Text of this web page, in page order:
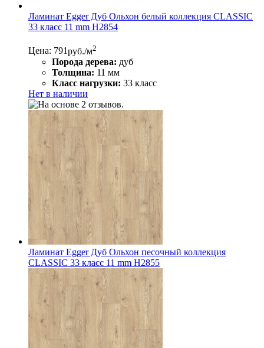
Ламинат Egger Дуб Ольхон белый коллекция CLASSIC
33 класс 11 mm Н2854
Цена: 791руб./м2
Порода дерева: дуб
Толщина: 11 мм
Класс нагрузки: 33 класс
Нет в наличии
Ламинат Egger Дуб Ольхон песочный коллекция
CLASSIC 33 класс 11 mm Н2855